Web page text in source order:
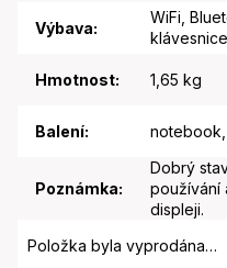
Výbava:
WiFi,
Hmotnost: 1,65 kg
Balení:
Poznámka:
Dobrý
používání
displeji.
Položka byla vyprodána…